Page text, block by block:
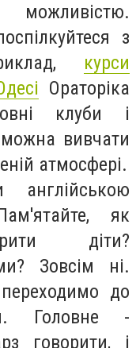
можливістю.
з
курси
Ораторіка
клуби і
вивчати
атмосфері.
англійською
як
діти?
Зовсім ні.
до
Головне -
говорити, і